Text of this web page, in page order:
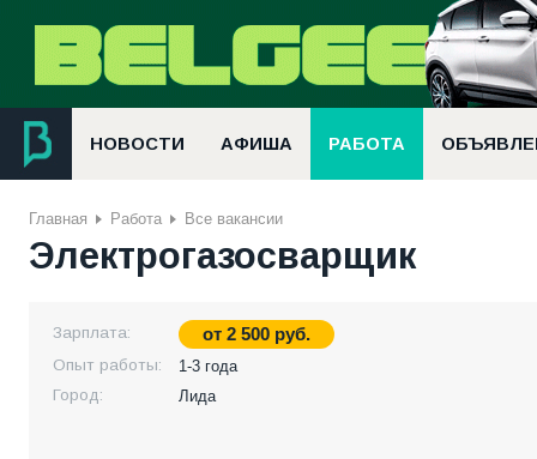
НОВОСТИ АФИША РАБОТА
Главная Работа Все вакансии
Электрогазосварщик
Зарплата: от 2 500руб.
Опыт работы:
1-3 года
Город:
Лида